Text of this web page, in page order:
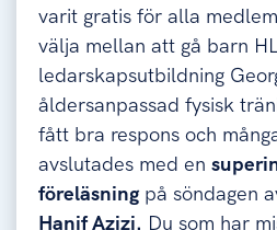
varit gratis för alla
välja mellan att gå barn
ledarskapsutbildning
åldersanpassad fysisk
fått bra respons och
avslutades med en
föreläsningpå söndagen
Hanif Azizi. Du som har